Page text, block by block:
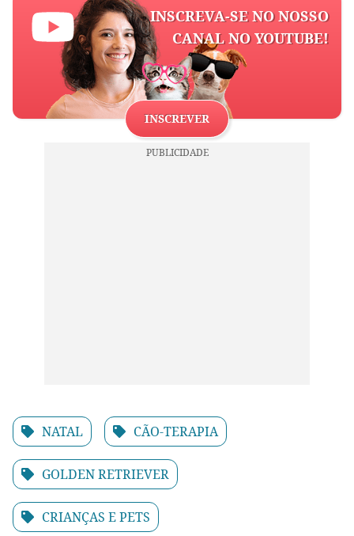
INSCREVA-SE NO NOSSO
CANAL NO YOUTUBE!
INSCREVER
NATAL CÃO-TERAPIA
GOLDEN RETRIEVER
CRIANÇAS E PETS